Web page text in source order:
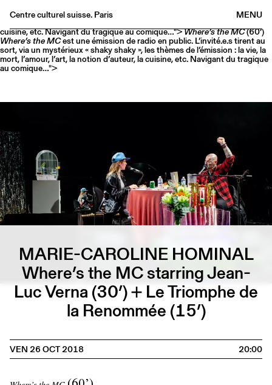
public. L’invité.e.s tirent au sort, via un mystérieux « shaky shaky », les
cuisine, etc. Navigant du tragique au comique…">Where’s the MC(60’)
Where’s the MCest une émission de radio en public. L’invité.e.s tirent au
sort, via un mystérieux « shaky shaky », les thèmes de l’émission : la vie, la
mort, l’amour, l’art, la notion d’auteur, la cuisine, etc. Navigant du tragique
au comique…">
MENU
Centre culturel suisse. Paris
Agenda
Librairie
Éditions
Informations
FR/ EN
MARIE-CAROLINE HOMINAL
Where’s the MC starring Jean-
Luc Verna (30’) + Le Triomphe de
la Renommée (15’)
VEN 26 OCT 2018 20:00